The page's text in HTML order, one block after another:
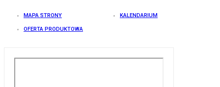
MAPA STRONY KALENDARIUM
OFERTA PRODUKTOWA